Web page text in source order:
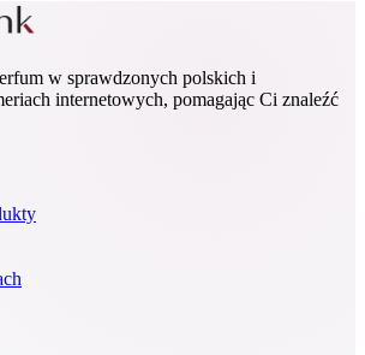
w sprawdzonych polskich i
internetowych, pomagając Ci znaleźć